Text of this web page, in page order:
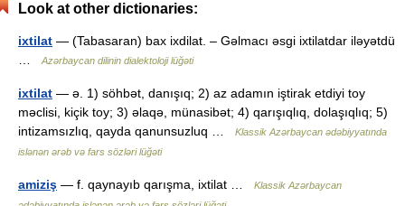
Look at other dictionaries:
ixtilat — (Tabasaran) bax ixdilat. – Gəlmacı əsgi ixtilatdar iləyətdü
Azərbaycan dilinin dialektoloji lüğəti
ixtilat — ə. 1) söhbət, danışıq; 2) az adamın iştirak etdiyi toy
məclisi, kiçik toy; 3) əlaqə, münasibət; 4) qarışıqlıq, dolaşıqlıq; 5)
intizamsızlıq, qayda qanunsuzluq …
Klassik Azərbaycan ədəbiyyatında
islənən ərəb və fars sözləri lüğəti
amiziş — f. qaynayıb qarışma, ixtilat …
Klassik Azərbaycan